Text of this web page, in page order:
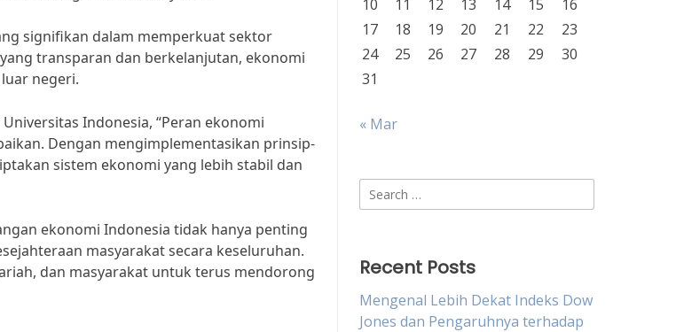
signifikan dalam memperkuat sektor
transparan dan berkelanjutan, ekonomi
negeri.
Indonesia, “Peran ekonomi
Dengan mengimplementasikan prinsip-
sistem ekonomi yang lebih stabil dan
ekonomi Indonesia tidak hanya penting
masyarakat secara keseluruhan.
dan masyarakat untuk terus mendorong
10
11 12 13 14 15
16
17
18 19 20 21 22
23
24
25 26 27 28 29
30
31
« Mar
Search
for:
Recent Posts
Mengenal Lebih Dekat Indeks Dow
Jones dan Pengaruhnya terhadap